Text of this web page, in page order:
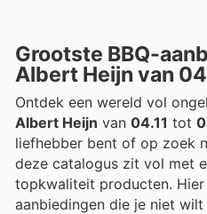
Grootste BBQ-
Albert Heijn van
Ontdek een wereld vol
Albert Heijn van 04.11 tot
liefhebber bent of op zoek
deze catalogus zit vol met
topkwaliteit producten.
aanbiedingen die je niet wilt